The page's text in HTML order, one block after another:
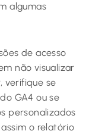
algumas
de acesso
não visualizar
verifique se
GA4 ou se
personalizados
o relatório